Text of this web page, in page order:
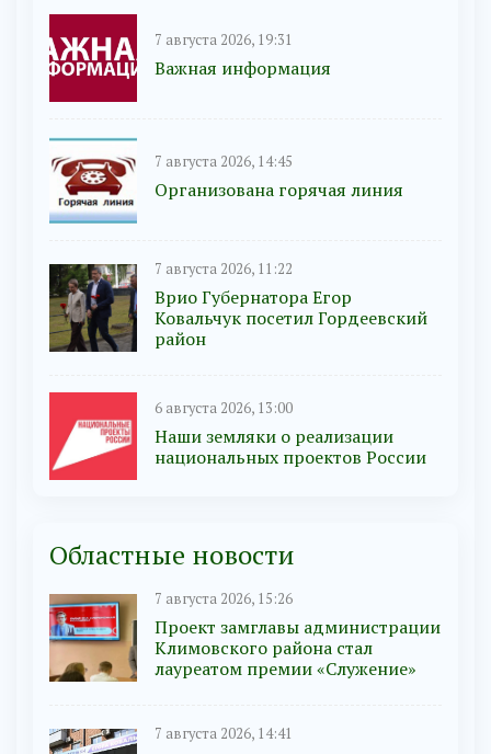
7 августа 2026, 19:31
Важная информация
7 августа 2026, 14:45
Организована горячая линия
7 августа 2026, 11:22
Врио Губернатора Егор
Ковальчук посетил Гордеевский
район
6 августа 2026, 13:00
Наши земляки о реализации
национальных проектов России
Областные новости
7 августа 2026, 15:26
Проект замглавы администрации
Климовского района стал
лауреатом премии «Служение»
7 августа 2026, 14:41